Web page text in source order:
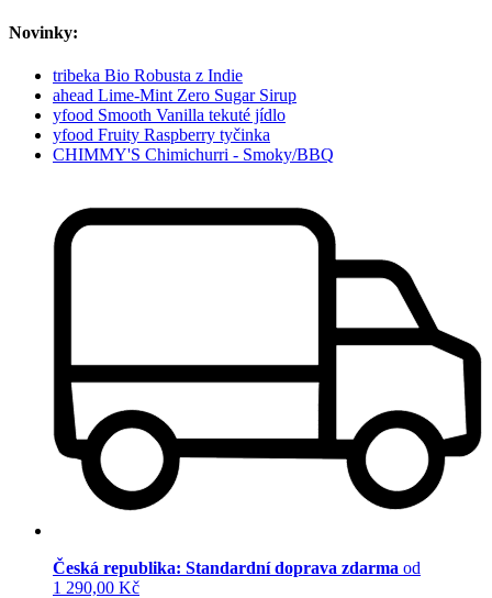
Novinky:
tribeka Bio Robusta z Indie
ahead Lime-Mint Zero Sugar Sirup
yfood Smooth Vanilla tekuté jídlo
yfood Fruity Raspberry tyčinka
CHIMMY'S Chimichurri - Smoky/BBQ
Česká republika: Standardní doprava zdarma od
1 290,00 Kč